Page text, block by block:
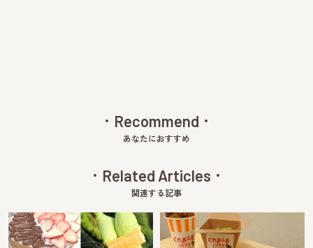
Recommend
あなたにおすすめ
Related Articles
関連する記事